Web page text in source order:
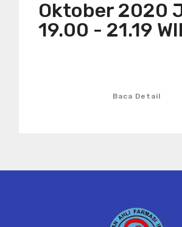
Oktober 2020
19.00 - 21.19
Baca Detail